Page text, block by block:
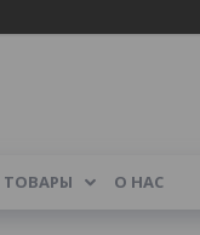
ТОВАРЫ О НАС